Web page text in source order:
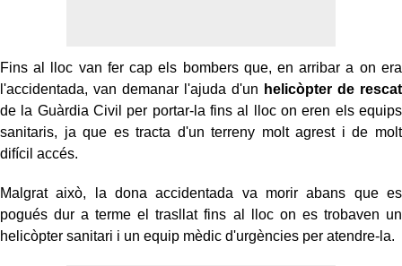
Fins al lloc van fer cap els bombers que, en arribar a on era
l'accidentada, van demanar l'ajuda d'un helicòpter de rescat
de la Guàrdia Civil per portar-la fins al lloc on eren els equips
sanitaris, ja que es tracta d'un terreny molt agrest i de molt
difícil accés.
Malgrat això, la dona accidentada va morir abans que es
pogués dur a terme el trasllat fins al lloc on es trobaven un
helicòpter sanitari i un equip mèdic d'urgències per atendre-la.